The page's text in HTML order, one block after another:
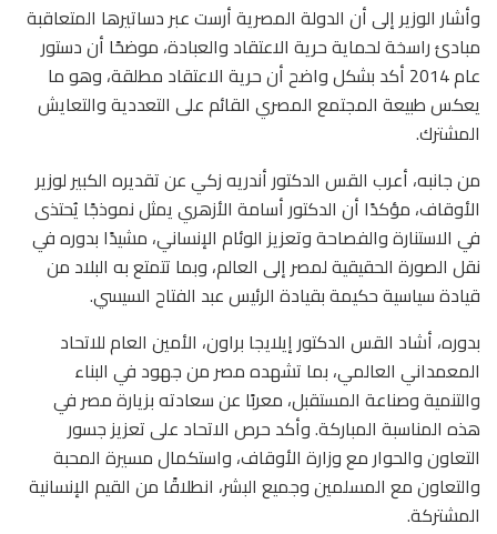
وأشار الوزير إلى أن الدولة المصرية أرست عبر دساتيرها المتعاقبة
مبادئ راسخة لحماية حرية الاعتقاد والعبادة، موضحًا أن دستور
عام 2014 أكد بشكل واضح أن حرية الاعتقاد مطلقة، وهو ما
يعكس طبيعة المجتمع المصري القائم على التعددية والتعايش
المشترك.
من جانبه، أعرب القس الدكتور أندريه زكي عن تقديره الكبير لوزير
الأوقاف، مؤكدًا أن الدكتور أسامة الأزهري يمثل نموذجًا يُحتذى
في الاستنارة والفصاحة وتعزيز الوئام الإنساني، مشيدًا بدوره في
نقل الصورة الحقيقية لمصر إلى العالم، وبما تتمتع به البلاد من
قيادة سياسية حكيمة بقيادة الرئيس عبد الفتاح السيسي.
بدوره، أشاد القس الدكتور إيلايجا براون، الأمين العام للاتحاد
المعمداني العالمي، بما تشهده مصر من جهود في البناء
والتنمية وصناعة المستقبل، معربًا عن سعادته بزيارة مصر في
هذه المناسبة المباركة. وأكد حرص الاتحاد على تعزيز جسور
التعاون والحوار مع وزارة الأوقاف، واستكمال مسيرة المحبة
والتعاون مع المسلمين وجميع البشر، انطلاقًا من القيم الإنسانية
المشتركة.